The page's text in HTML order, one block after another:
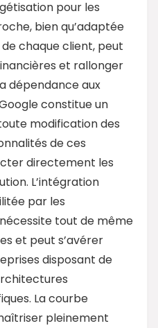
pour les
bien qu’adaptée
chaque client, peut
et rallonger
dépendance aux
constitue un
modification des
de ces
directement les
L’intégration
par les
tout de même
et peut s’avérer
disposant de
La courbe
pleinement